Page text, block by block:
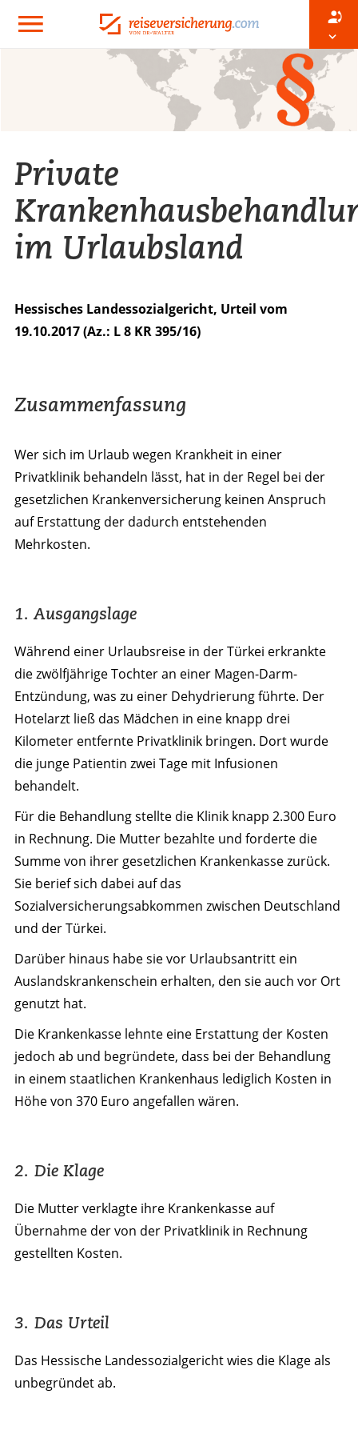
Private
im Urlaubsland
Hessisches Landessozialgericht, Urteil vom
19.10.2017 (Az.: L 8 KR 395/16)
Zusammenfassung
Wer sich im Urlaub wegen Krankheit in einer
Privatklinik behandeln lässt, hat in der Regel bei der
gesetzlichen Krankenversicherung keinen Anspruch
auf Erstattung der dadurch entstehenden
Mehrkosten.
1. Ausgangslage
Während einer Urlaubsreise in der Türkei erkrankte
die zwölfjährige Tochter an einer Magen-Darm-
Entzündung, was zu einer Dehydrierung führte. Der
Hotelarzt ließ das Mädchen in eine knapp drei
Kilometer entfernte Privatklinik bringen. Dort wurde
die junge Patientin zwei Tage mit Infusionen
behandelt.
Für die Behandlung stellte die Klinik knapp 2.300 Euro
in Rechnung. Die Mutter bezahlte und forderte die
Summe von ihrer gesetzlichen Krankenkasse zurück.
Sie berief sich dabei auf das
Sozialversicherungsabkommen zwischen Deutschland
und der Türkei.
Darüber hinaus habe sie vor Urlaubsantritt ein
Auslandskrankenschein erhalten, den sie auch vor Ort
genutzt hat.
Die Krankenkasse lehnte eine Erstattung der Kosten
jedoch ab und begründete, dass bei der Behandlung
in einem staatlichen Krankenhaus lediglich Kosten in
Höhe von 370 Euro angefallen wären.
2. Die Klage
Die Mutter verklagte ihre Krankenkasse auf
Übernahme der von der Privatklinik in Rechnung
gestellten Kosten.
3. Das Urteil
Das Hessische Landessozialgericht wies die Klage als
unbegründet ab.